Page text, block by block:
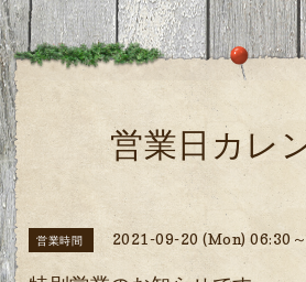
営業日カレ
営業時間 2021-09-20 (Mon) 06:30